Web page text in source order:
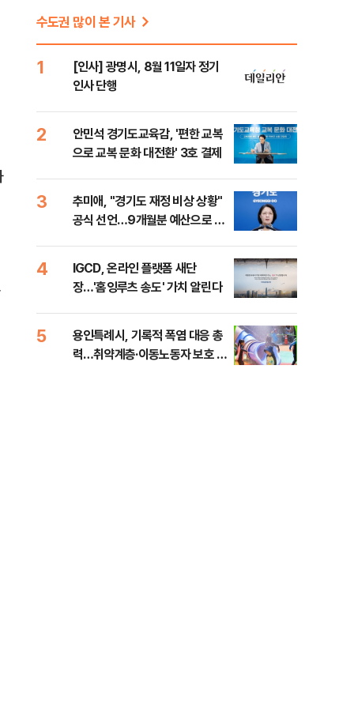
수도권 많이 본 기사
1
[인사] 광명시, 8월 11일자 정기
인사 단행
2
안민석 경기도교육감, '편한 교복
으로 교복 문화 대전환' 3호 결제
3
추미애, "경기도 재정 비상 상황"
공식 선언…9개월분 예산으로 민
4
IGCD, 온라인 플랫폼 새단
장…'홈잉루츠 송도' 가치 알린다
5
용인특례시, 기록적 폭염 대응 총
력…취약계층·이동노동자 보호 강